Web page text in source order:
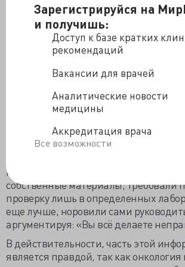
Зарегистрируйся на
и получишь:
Доступ к базе кратких
рекомендаций
Вакансии для врачей
Аналитические новости
медицины
Аккредитация врача
Все возможности
должны быть полностью уверены, что
данные соответствуют
попытались воспроизвести самые
исследования, оказалось, что все
таким уж радужным».
Публикация возбудила научное
Последовали самые разнообразные
использования мышиных моделей,
низкого финансирования научных
вследствие страха «больших боссов»
Находились и те, что пытались
собственные материалы, требовали
проверку лишь в определенных
еще лучше, норовили сами
аргументируя: «Вы всё делаете
В действительности, часть этой
является правдой, так как